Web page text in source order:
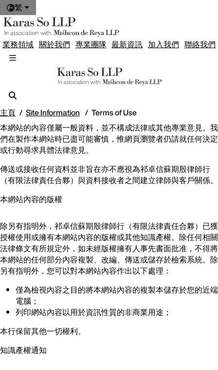
繁
業務領域 關於我們 專業團隊 最新資訊 加入我們 聯絡我們
主頁 Site Information
Terms of Use
本網站的內容僅屬一般資料，並不構成法律或其他專業意見。我
們在製作本網站時已盡可能審慎，惟網頁瀏覽者仍請就任何決定
或行動尋求具體法律意見。
傳送或接收任何資料並非旨在亦不應視為祁卓信蘇期殷律師行
（有限法律責任合夥）與資料接收者之間建立律師與客戶關係。
本網站內容的版權
除另有指明外，祁卓信蘇期殷律師行（有限法律責任合夥）已獲
授權使用或擁有本網站內容的版權或其他知識產權。除任何相關
法律條文有所規定外，如未經版權擁有人事先書面批准，不得將
本網站的任何部分內容複製、改編、傳送或儲存於檢索系統。除
另有指明外，您可以對本網站內容作出以下處理：
僅為檢視內容之目的將本網站內容的複製本儲存於您的近端
電腦；
列印網站內容以用於資訊性質的非商業用途；
本行保留其他一切權利。
知識產權通知